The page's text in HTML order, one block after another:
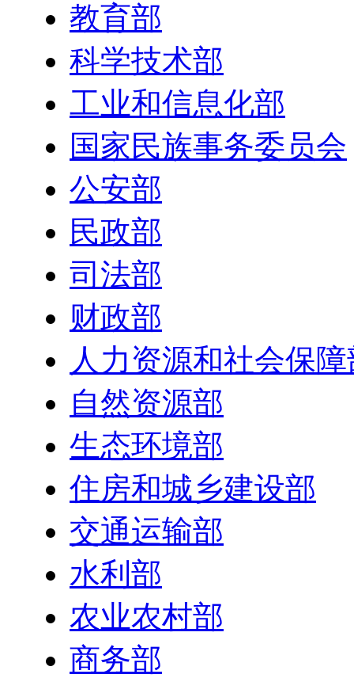
教育部
科学技术部
工业和信息化部
国家民族事务委员会
公安部
民政部
司法部
财政部
人力资源和社会保
自然资源部
生态环境部
住房和城乡建设部
交通运输部
水利部
农业农村部
商务部